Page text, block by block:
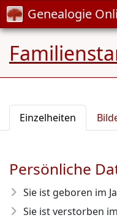
Genealogie
Einzelheiten
Persönliche
Sie ist geboren im
Sie ist verstorben